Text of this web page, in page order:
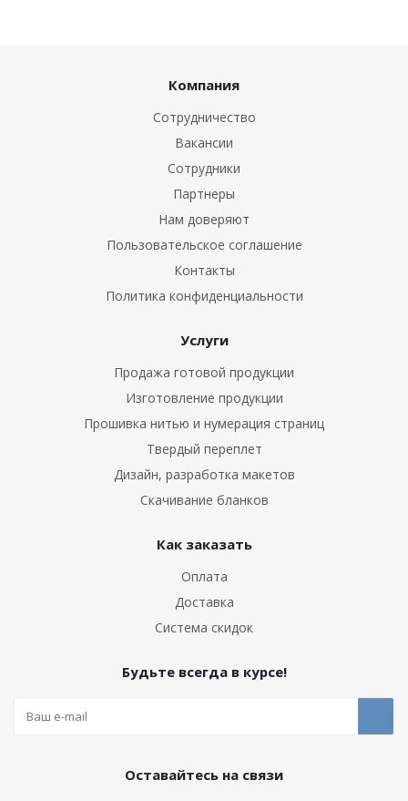
Компания
Сотрудничество
Вакансии
Сотрудники
Партнеры
Нам доверяют
Пользовательское соглашение
Контакты
Политика конфиденциальности
Услуги
Продажа готовой продукции
Изготовление продукции
Прошивка нитью и нумерация страниц
Твердый переплет
Дизайн, разработка макетов
Скачивание бланков
Как заказать
Оплата
Доставка
Система скидок
Будьте всегда в курсе!
Оставайтесь на связи